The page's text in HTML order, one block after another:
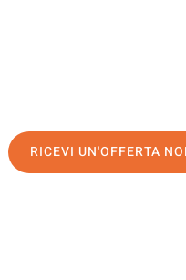
RICEVI UN'OFFERTA